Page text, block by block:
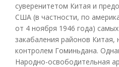
суверенитетом Китая и
США (в частности, по
от 4 ноября 1946 года)
закабаления районов Китая,
контролем Гоминьдана.
Народно-освободительная